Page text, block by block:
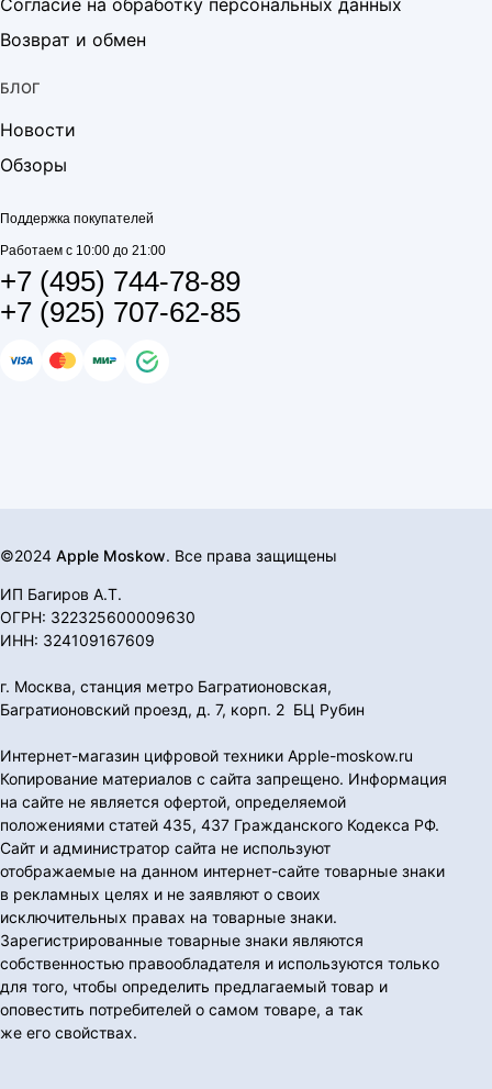
Возврат и обмен
БЛОГ
Новости
Обзоры
Поддержка покупателей
Работаем с 10:00 до 21:00
+7 (495) 744-78-89
+7 (925) 707-62-85
©2024 Apple Moskow. Все права защищены
ИП Багиров А.Т.
ОГРН: 322325600009630
ИНН: 324109167609
г. Москва, станция метро Багратионовская,
Багратионовский проезд, д. 7, корп. 2 БЦ Рубин
Интернет-магазин цифровой техники Apple-moskow.ru
Копирование материалов с сайта запрещено. Информация
на сайте не является офертой, определяемой
положениями статей 435, 437 Гражданского Кодекса РФ.
Сайт и администратор сайта не используют
отображаемые на данном интернет-сайте товарные знаки
в рекламных целях и не заявляют о своих
исключительных правах на товарные знаки.
Зарегистрированные товарные знаки являются
собственностью правообладателя и используются только
для того, чтобы определить предлагаемый товар и
оповестить потребителей о самом товаре, а так
же его свойствах.